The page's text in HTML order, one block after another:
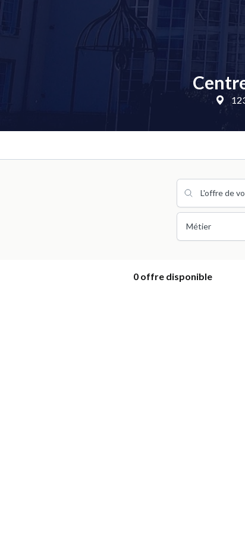
Métier
0 offre disponible